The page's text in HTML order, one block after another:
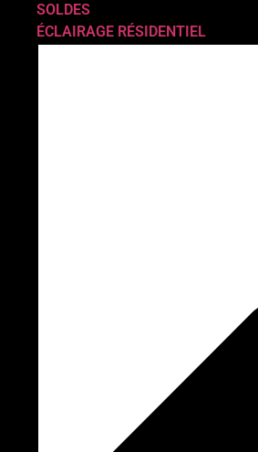
SOLDES
ÉCLAIRAGE RÉSIDENTIEL